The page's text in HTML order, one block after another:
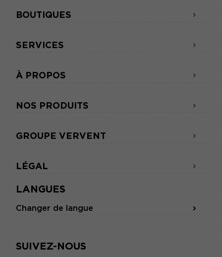
LANGUES
Changer de langue
SUIVEZ-NOUS
BOUTIQUES
SERVICES
À PROPOS
NOS PRODUITS
GROUPE VERVENT
LÉGAL